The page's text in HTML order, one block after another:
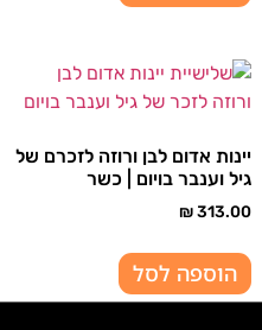
יינות אדום לבן ורוזה לזכרם של
גיל וענבר בויום | כשר
₪313.00
הוספה לסל